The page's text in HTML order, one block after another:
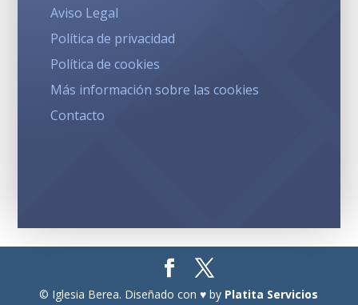
Aviso Legal
Política de privacidad
Política de cookies
Más información sobre las cookies
Contacto
© Iglesia Berea. Diseñado con ♥ by Platita Servicios